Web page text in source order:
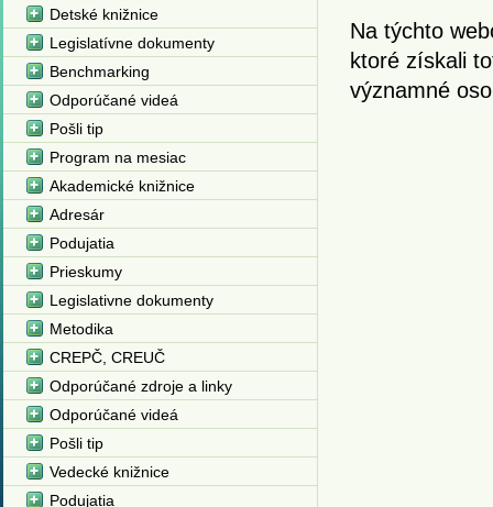
Na týchto
ktoré získali
významné
Detské knižnice
Legislatívne dokumenty
Benchmarking
Odporúčané videá
Pošli tip
Program na mesiac
Akademické knižnice
Adresár
Podujatia
Prieskumy
Legislativne dokumenty
Metodika
CREPČ, CREUČ
Odporúčané zdroje a linky
Odporúčané videá
Pošli tip
Vedecké knižnice
Podujatia